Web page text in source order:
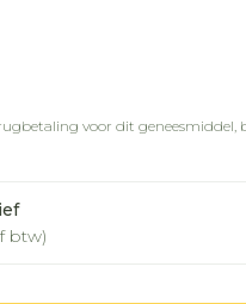
voor dit geneesmiddel,
btw)